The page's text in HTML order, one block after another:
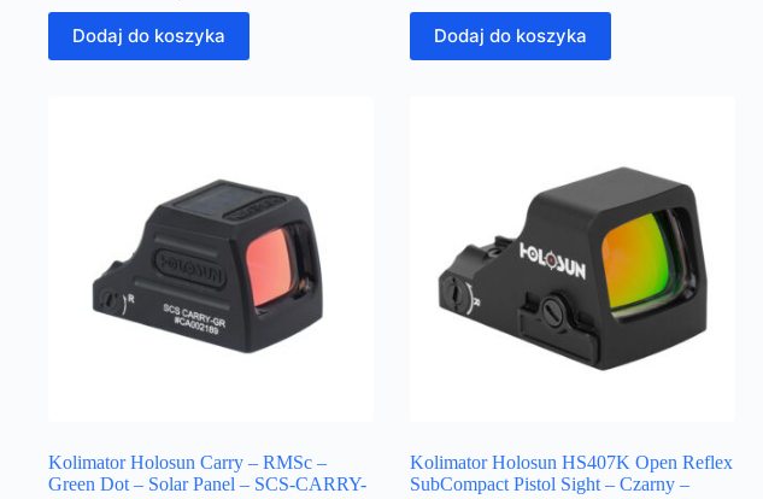
Dodaj do koszyka Dodaj do koszyka
Kolimator Holosun Carry – RMSc –
Green Dot – Solar Panel – SCS-CARRY-
Kolimator Holosun HS407K Open Reflex
SubCompact Pistol Sight – Czarny –